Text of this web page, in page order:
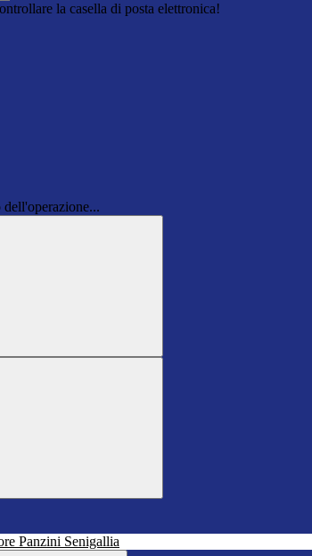
la casella di posta elettronica!